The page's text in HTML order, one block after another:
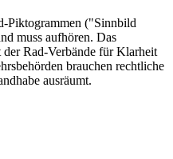
Piktogrammen ("Sinnbild
muss aufhören. Das
Rad-Verbände für Klarheit
brauchen rechtliche
ausräumt.